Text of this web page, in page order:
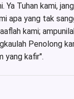
Ya Tuhan kami,
apa yang tak
kami;
Penolong
yang kafir".